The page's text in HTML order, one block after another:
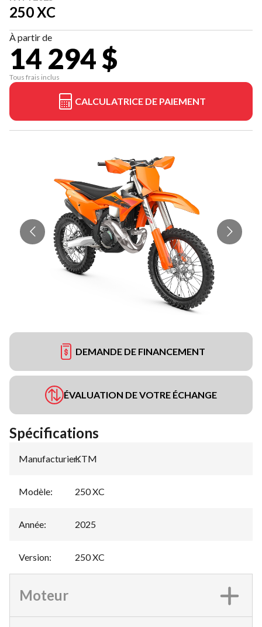
250 XC
À partir de
14 294 $
Tous frais inclus
CALCULATRICE DE PAIEMENT
DEMANDE DE FINANCEMENT
ÉVALUATION DE VOTRE ÉCHANGE
Spécifications
Manufacturier:
KTM
Modèle: 250 XC
Année: 2025
Version: 250 XC
Moteur